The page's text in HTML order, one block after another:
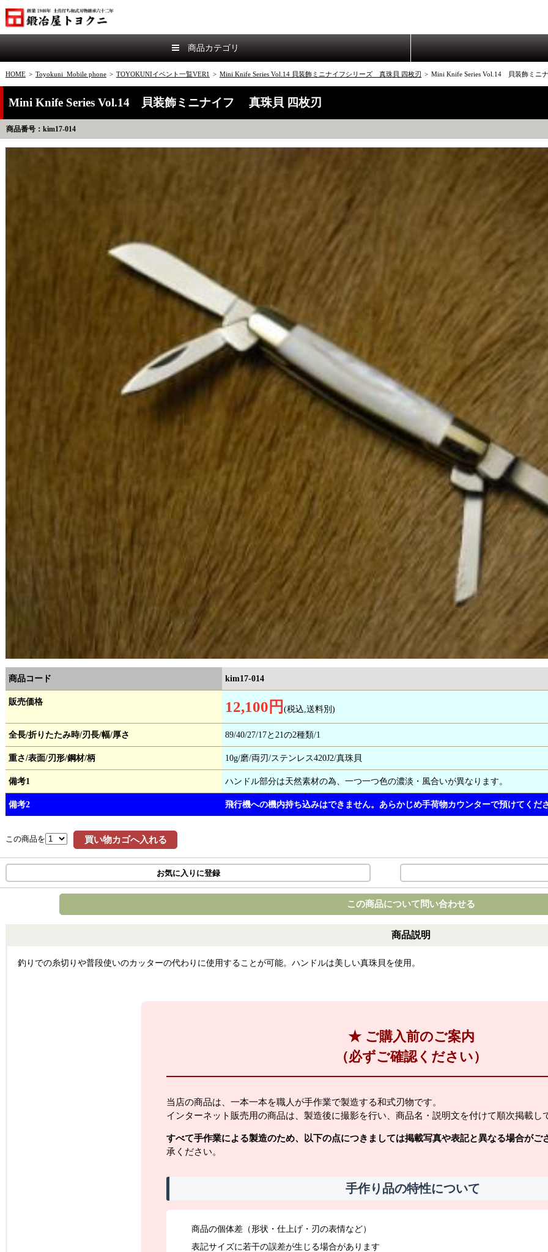
商品カテゴリ
HOME > Toyokuni_Mobile phone > TOYOKUNIイベント一覧VER1 > Mini Knife Series Vol.14 貝装飾ミニナイフシリーズ 真珠貝 四枚刃 > Mini Knife Series Vol.14 貝装飾ミニ
Mini Knife Series Vol.14 貝装飾ミニナイフ 真珠貝 四枚刃
商品番号：kim17-014
商品コード kim17-014
販売価格 12,100円 (税込,送料別)
全長/折りたたみ時/刃長/幅/厚さ 89/40/27/17と21の2種類/1
重さ/表面/刃形/鋼材/柄 10g/磨/両刃/ステンレス420J2/真珠貝
備考1 ハンドル部分は天然素材の為、一つ一つ色の濃淡・風合いが異なります。
備考2 飛行機への機内持ち込みはできません。あらかじめ手荷物カウンターで預けてくだ
この商品を 買い物カゴへ入れる
お気に入りに登録
この商品について問い合わせる
商品説明
釣りでの糸切りや普段使いのカッターの代わりに使用することが可能。ハンドルは美しい真珠貝を使用。
★ ご購入前のご案内
（必ずご確認ください）
当店の商品は、一本一本を職人が手作業で製造する和式刃物です。
インターネット販売用の商品は、製造後に撮影を行い、商品名・説明文を付けて順次掲載し
すべて手作業による製造のため、以下の点につきましては掲載写真や表記と異なる場合がご
承ください。
手作り品の特性について
商品の個体差（形状・仕上げ・刃の表情など）
表記サイズに若干の誤差が生じる場合があります